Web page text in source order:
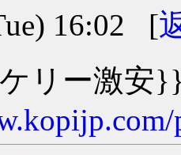
16:02 [
ケリー激